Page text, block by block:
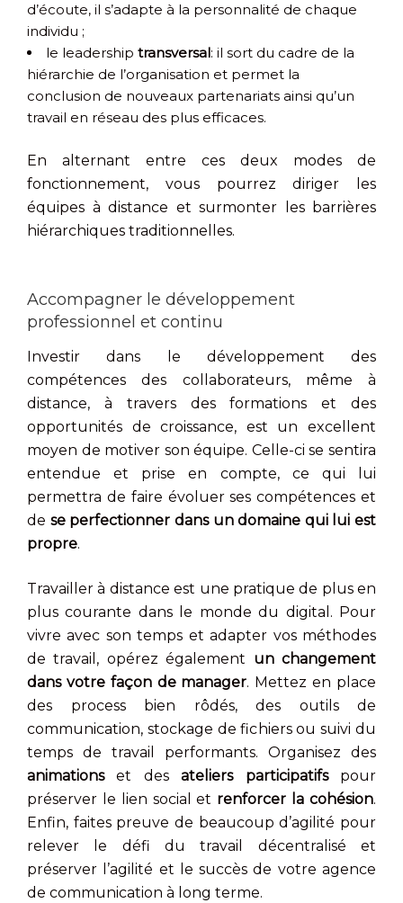
d’écoute, il s’adapte à la personnalité de chaque
individu ;
le leadership transversal: il sort du cadre de la
hiérarchie de l’organisation et permet la
conclusion de nouveaux partenariats ainsi qu’un
travail en réseau des plus efficaces.
En alternant entre ces deux modes de
fonctionnement, vous pourrez diriger les
équipes à distance et surmonter les barrières
hiérarchiques traditionnelles.
Accompagner le développement
professionnel et continu
Investir dans le développement des
compétences des collaborateurs, même à
distance, à travers des formations et des
opportunités de croissance, est un excellent
moyen de motiver son équipe. Celle-ci se sentira
entendue et prise en compte, ce qui lui
permettra de faire évoluer ses compétences et
de se perfectionner dans un domaine qui lui est
propre.
Travailler à distance est une pratique de plus en
plus courante dans le monde du digital. Pour
vivre avec son temps et adapter vos méthodes
de travail, opérez également un changement
dans votre façon de manager. Mettez en place
des process bien rôdés, des outils de
communication, stockage de fichiers ou suivi du
temps de travail performants. Organisez des
animationset desateliers participatifspour
préserver le lien social et renforcer la cohésion.
Enfin, faites preuve de beaucoup d’agilité pour
relever le défi du travail décentralisé et
préserver l’agilité et le succès de votre agence
de communication à long terme.